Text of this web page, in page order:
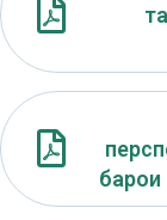
барои